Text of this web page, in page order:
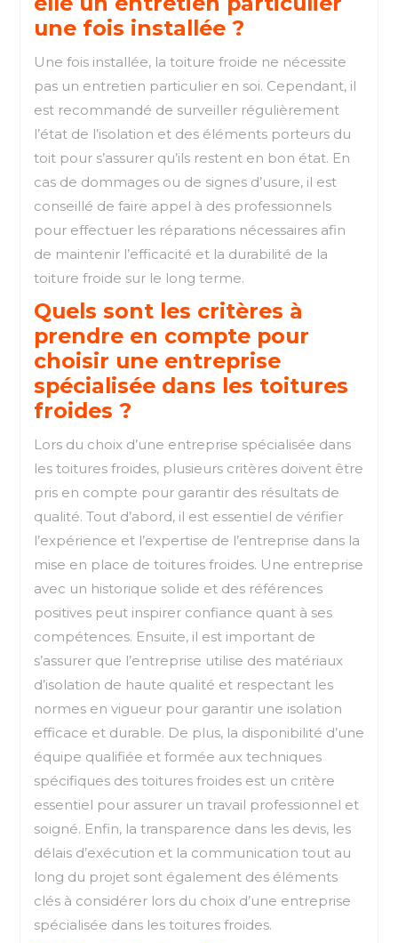
une fois installée ?
Une fois installée, la toiture froide ne nécessite
pas un entretien particulier en soi. Cependant, il
est recommandé de surveiller régulièrement
l’état de l’isolation et des éléments porteurs du
toit pour s’assurer qu’ils restent en bon état. En
cas de dommages ou de signes d’usure, il est
conseillé de faire appel à des professionnels
pour effectuer les réparations nécessaires afin
de maintenir l’efficacité et la durabilité de la
toiture froide sur le long terme.
Quels sont les critères à
prendre en compte pour
choisir une entreprise
spécialisée dans les toitures
froides ?
Lors du choix d’une entreprise spécialisée dans
les toitures froides, plusieurs critères doivent être
pris en compte pour garantir des résultats de
qualité. Tout d’abord, il est essentiel de vérifier
l’expérience et l’expertise de l’entreprise dans la
mise en place de toitures froides. Une entreprise
avec un historique solide et des références
positives peut inspirer confiance quant à ses
compétences. Ensuite, il est important de
s’assurer que l’entreprise utilise des matériaux
d’isolation de haute qualité et respectant les
normes en vigueur pour garantir une isolation
efficace et durable. De plus, la disponibilité d’une
équipe qualifiée et formée aux techniques
spécifiques des toitures froides est un critère
essentiel pour assurer un travail professionnel et
soigné. Enfin, la transparence dans les devis, les
délais d’exécution et la communication tout au
long du projet sont également des éléments
clés à considérer lors du choix d’une entreprise
spécialisée dans les toitures froides.